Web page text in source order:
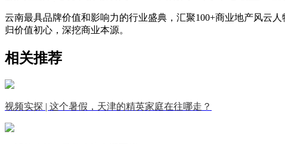
云南最具品牌价值和影响力的行业盛典，汇聚100+商业地产风云
归价值初心，深挖商业本源。
相关推荐
视频实探 | 这个暑假，天津的精英家庭在往哪走？